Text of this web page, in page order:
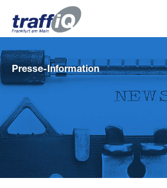
Presse-Information